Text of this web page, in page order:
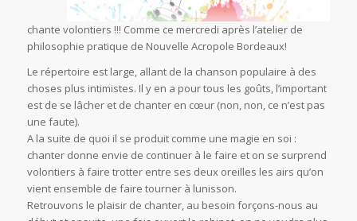
chante volontiers !!! Comme ce mercredi après l’atelier de
philosophie pratique de Nouvelle Acropole Bordeaux!
Le répertoire est large, allant de la chanson populaire à des
choses plus intimistes. Il y en a pour tous les goûts, l’important
est de se lâcher et de chanter en cœur (non, non, ce n’est pas
une faute).
A la suite de quoi il se produit comme une magie en soi :
chanter donne envie de continuer à le faire et on se surprend
volontiers à faire trotter entre ses deux oreilles les airs qu’on
vient ensemble de faire tourner à lunisson.
Retrouvons le plaisir de chanter, au besoin forçons-nous au